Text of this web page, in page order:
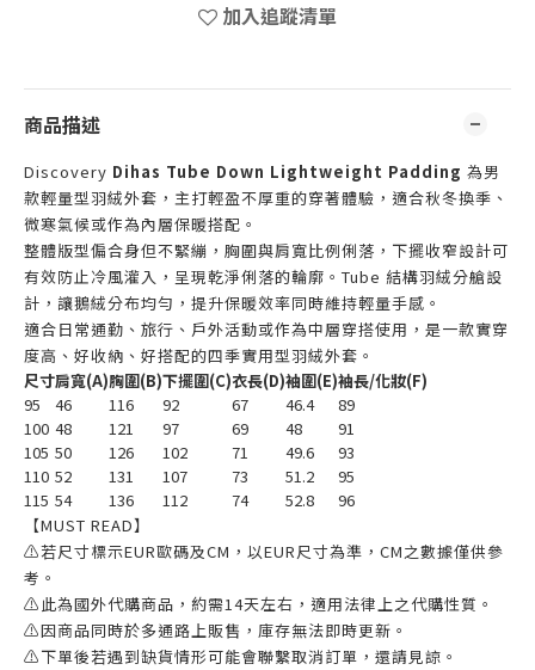
加入追蹤清單
商品描述
Discovery Dihas Tube Down Lightweight Padding 為男
款輕量型羽絨外套，主打輕盈不厚重的穿著體驗，適合秋冬換季、
微寒氣候或作為內層保暖搭配。
整體版型偏合身但不緊繃，胸圍與肩寬比例俐落，下擺收窄設計可
有效防止冷風灌入，呈現乾淨俐落的輪廓。Tube 結構羽絨分艙設
計，讓鵝絨分布均勻，提升保暖效率同時維持輕量手感。
適合日常通勤、旅行、戶外活動或作為中層穿搭使用，是一款實穿
度高、好收納、好搭配的四季實用型羽絨外套。
尺寸肩寬(A)胸圍(B)下擺圍(C)衣長(D)袖圍(E)袖長/化妝(F)
95
46 116 92 67 46.4
89
100 48 121 97 69 48
91
105 50 126 102 71 49.6
93
110 52 131 107 73 51.2
95
115 54 136 112 74 52.8
96
【MUST READ】
⚠若尺寸標示EUR歐碼及CM，以EUR尺寸為準，CM之數據僅供參
考。
⚠此為國外代購商品，約需14天左右，適用法律上之代購性質。
⚠因商品同時於多通路上販售，庫存無法即時更新。
⚠下單後若遇到缺貨情形可能會聯繫取消訂單，還請見諒。